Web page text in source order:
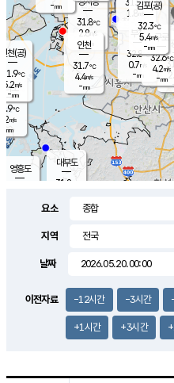
의도
℃
m/s
mm
영흥도
3.2m/s
대부도
31.8
31.8℃
2.8 m/s
-mm
-mm
31.5℃
1.8 m/s
mm
부천
32.8℃
0.7m/s
-mm
구로
32.6℃
4.2m/s
-mm
인천(공)
31.9℃
5.2m/s
-mm
김포(공)
32.3℃
5.4m/s
-mm
인천
31.7℃
4.4m/s
-mm
요소
지역
날짜
이전자료 -12시간 -3시간
+1시간 +3시간